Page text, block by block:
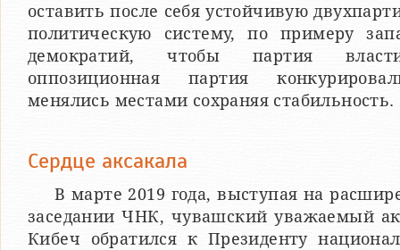
оставить после себя устойчивую
политическую систему, по примеру
демократий, чтобы партия
оппозиционная партия
менялись местами сохраняя стабильность.
Сердце аксакала
В марте 2019 года, выступая на
заседании ЧНК, чувашский уважаемый
Кибеч обратился к Президенту